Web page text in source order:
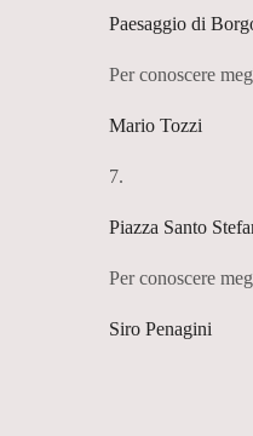
Paesaggio di
Per conoscere
Mario Tozzi
7.
Piazza Santo
Per conoscere
Siro Penagini